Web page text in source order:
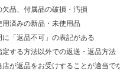
欠品、付属品の破損・汚損
用済みの新品・未使用品
に「返品不可」の表記がある
定する方法以外での返送・返品方法
店が返品をお受けすることが適当で